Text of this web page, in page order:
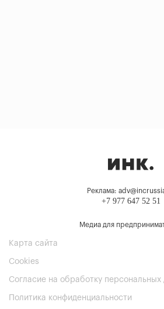
Реклама:
+7 977 647 52 51
Медиа для
Карта сайта
Cookies
Согласие на обработку персональных
Политика конфиденциальности